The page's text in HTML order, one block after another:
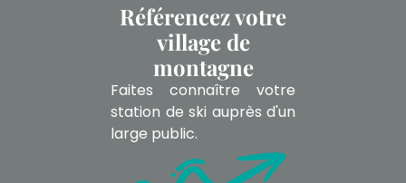
Référencez votre
village de
montagne
Faites connaître votre
station de ski auprès d'un
large public.